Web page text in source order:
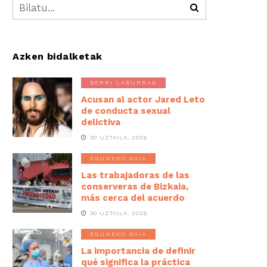
Azken bidalketak
BERRI LABURRAK
Acusan al actor Jared Leto
de conducta sexual
delictiva
30 UZTAILA, 2026
EGUNEKO GAIA
Las trabajadoras de las
conserveras de Bizkaia,
más cerca del acuerdo
30 UZTAILA, 2026
EGUNEKO GAIA
La importancia de definir
qué significa la práctica